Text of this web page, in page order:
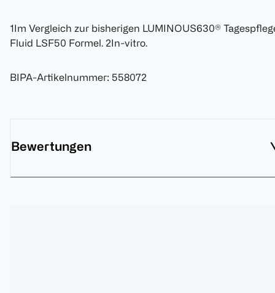
1Im Vergleich zur bisherigen LUMINOUS630®
Fluid LSF50 Formel. 2In-vitro.
BIPA-Artikelnummer: 558072
Bewertungen